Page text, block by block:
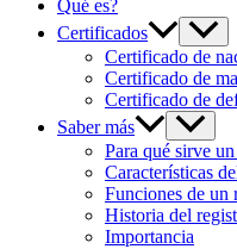
Qué es?
Certificados
Certificado de
Certificado de
Certificado de
Saber más
Para qué sirve
Características
Funciones de un
Historia del
Importancia